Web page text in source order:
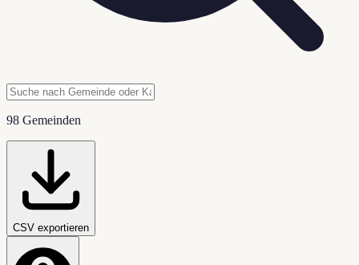
98 Gemeinden
CSV exportieren